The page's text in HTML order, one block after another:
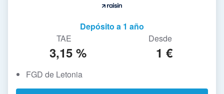
Depósito a 1 año
TAE
3,15 %
Desde
1 €
FGD de Letonia